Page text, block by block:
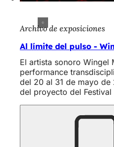
Archivo de exposiciones
Al límite del pulso -
El artista sonoro Wingel
performance
del 20 al 31 de mayo
del proyecto del